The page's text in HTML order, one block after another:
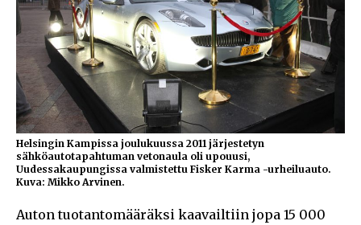
Helsingin Kampissa joulukuussa 2011 järjestetyn
sähköautotapahtuman vetonaula oli upouusi,
Uudessakaupungissa valmistettu Fisker Karma -urheiluauto.
Kuva: Mikko Arvinen.
Auton tuotantomääräksi kaavailtiin jopa 15 000